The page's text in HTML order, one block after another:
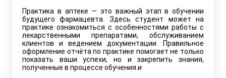
Практика в аптеке — это важный этап в обучении
будущего фармацевта. Здесь студент может на
практике ознакомиться с особенностями работы с
лекарственными препаратами, обслуживанием
клиентов и ведением документации. Правильное
оформление отчёта по практике помогает не только
показать ваши успехи, но и закрепить знания,
полученные в процессе обучения.и